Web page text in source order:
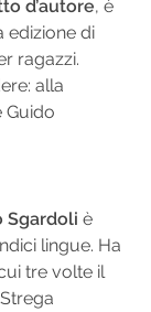
d’autore, è
edizione di
ragazzi.
alla
Guido
Sgardoli è
lingue. Ha
tre volte il